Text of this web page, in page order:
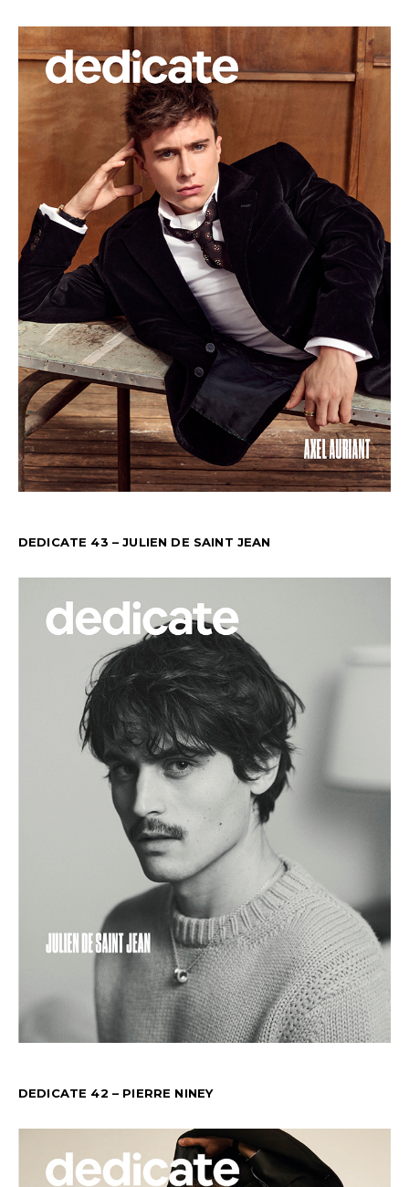
DEDICATE 43 – JULIEN DE SAINT JEAN
DEDICATE 42 – PIERRE NINEY